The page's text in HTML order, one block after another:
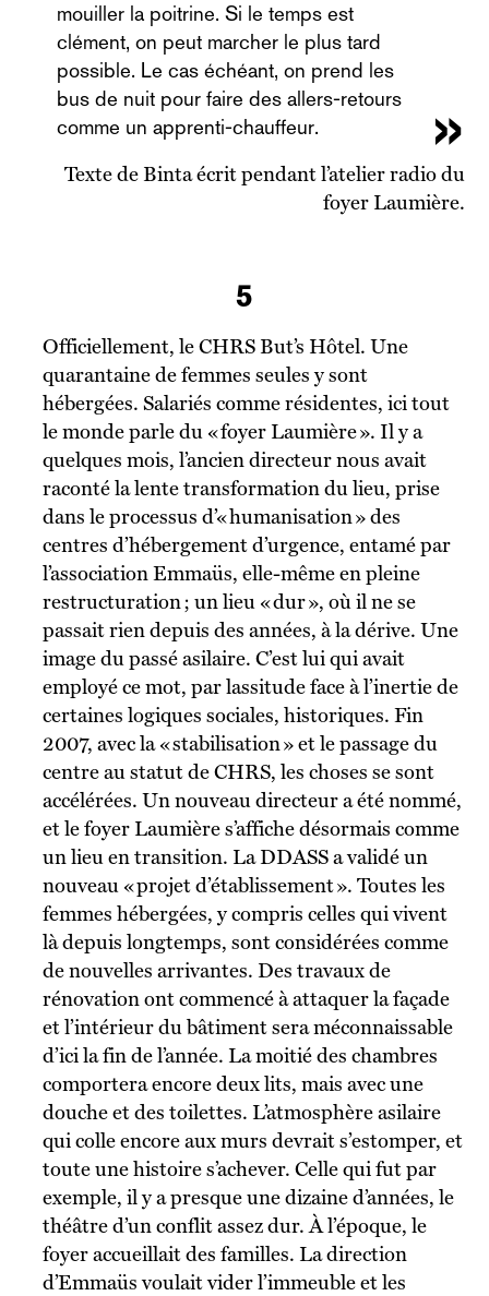
mouiller la poitrine. Si le temps est
clément, on peut marcher le plus tard
possible. Le cas échéant, on prend les
bus de nuit pour faire des allers-retours
comme un apprenti-chauffeur.
Texte de Binta écrit pendant l’atelier radio du
foyer Laumière.
5
Officiellement, le CHRS But’s Hôtel. Une
quarantaine de femmes seules y sont
hébergées. Salariés comme résidentes, ici tout
le monde parle du « foyer Laumière ». Il y a
quelques mois, l’ancien directeur nous avait
raconté la lente transformation du lieu, prise
dans le processus d’« humanisation » des
centres d’hébergement d’urgence, entamé par
l’association Emmaüs, elle-même en pleine
restructuration ; un lieu « dur », où il ne se
passait rien depuis des années, à la dérive. Une
image du passé asilaire. C’est lui qui avait
employé ce mot, par lassitude face à l’inertie de
certaines logiques sociales, historiques. Fin
2007, avec la « stabilisation » et le passage du
centre au statut de CHRS, les choses se sont
accélérées. Un nouveau directeur a été nommé,
et le foyer Laumière s’affiche désormais comme
un lieu en transition. La DDASS a validé un
nouveau « projet d’établissement ». Toutes les
femmes hébergées, y compris celles qui vivent
là depuis longtemps, sont considérées comme
de nouvelles arrivantes. Des travaux de
rénovation ont commencé à attaquer la façade
et l’intérieur du bâtiment sera méconnaissable
d’ici la fin de l’année. La moitié des chambres
comportera encore deux lits, mais avec une
douche et des toilettes. L’atmosphère asilaire
qui colle encore aux murs devrait s’estomper, et
toute une histoire s’achever. Celle qui fut par
exemple, il y a presque une dizaine d’années, le
théâtre d’un conflit assez dur. À l’époque, le
foyer accueillait des familles. La direction
d’Emmaüs voulait vider l’immeuble et les